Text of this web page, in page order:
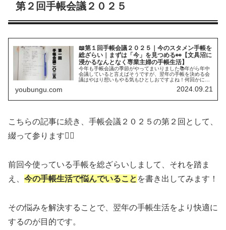
第２回手帳会議２０２５
📖第１回手帳会議２０２５｜今のスタメン手帳を
総ざらい｜まずは「今」を見つめる👀【文具沼に
浸かるなんとなく専業主婦の手帳生活】
今年も手帳会議の季節がやってまいりました📚年がら年中
会議していると言えばそうですが、翌年の手帳を決める会
議はやはり想いもやる気もひとしおですよね！何回かに分
youbungu.com 2024.09.21
こちらの記事に続き、手帳会議２０２５の第２回として、
綴って参ります✍🏻
前回今使っている手帳を総ざらいしまして、それを踏ま
え、 今の手帳生活で悩んでいること を書き出してみます！
その悩みを解決することで、翌年の手帳生活をより快適に
するのが目的です。